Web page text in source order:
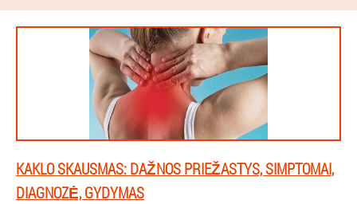
KAKLO SKAUSMAS: DAŽNOS PRIEŽASTYS, SIMPTOMAI,
DIAGNOZĖ, GYDYMAS